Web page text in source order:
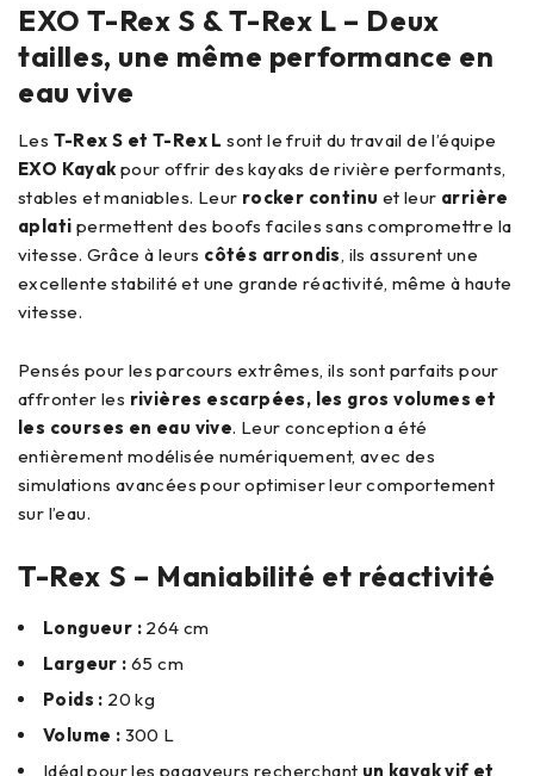
EXO T-Rex S & T-Rex L – Deux
tailles, une même performance en
eau vive
Les T-Rex S et T-Rex L sont le fruit du travail de l’équipe
EXO Kayak pour offrir des kayaks de rivière performants,
stables et maniables. Leur rocker continu et leur arrière
aplati permettent des boofs faciles sans compromettre la
vitesse. Grâce à leurs côtés arrondis, ils assurent une
excellente stabilité et une grande réactivité, même à haute
vitesse.
Pensés pour les parcours extrêmes, ils sont parfaits pour
affronter les rivières escarpées, les gros volumes et
les courses en eau vive. Leur conception a été
entièrement modélisée numériquement, avec des
simulations avancées pour optimiser leur comportement
sur l’eau.
T-Rex S – Maniabilité et réactivité
Longueur : 264 cm
Largeur : 65 cm
Poids : 20 kg
Volume : 300 L
Idéal pour les pagayeurs recherchant un kayak vif et